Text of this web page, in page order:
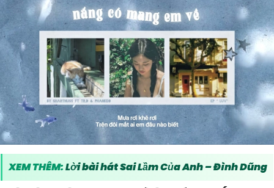
XEM THÊM:Lời bài hát Sai Lầm Của Anh – Đình Dũng